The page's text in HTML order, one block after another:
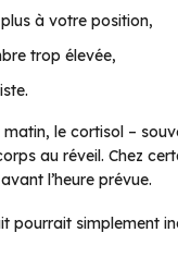
à votre position,
trop élevée,
le cortisol –
au réveil. Chez
l’heure prévue.
pourrait simplement